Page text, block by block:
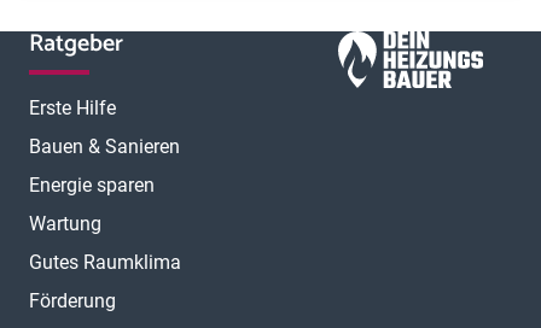
Ratgeber
Erste Hilfe
Bauen & Sanieren
Energie sparen
Wartung
Gutes Raumklima
Förderung